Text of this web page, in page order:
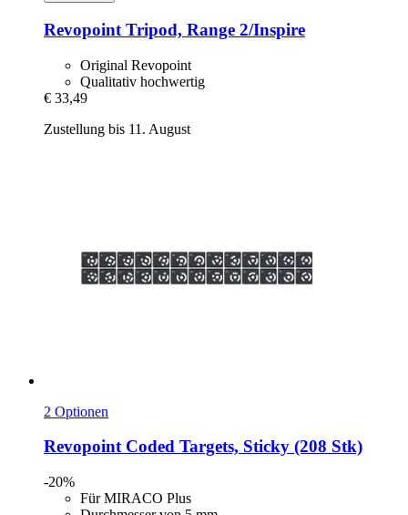
Revopoint Tripod, Range 2/Inspire
Original Revopoint
Qualitativ hochwertig
€ 33,49
Zustellung bis 11. August
2 Optionen
RevopointCoded Targets, Sticky (208 Stk)
-20%
Für MIRACO Plus